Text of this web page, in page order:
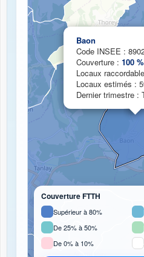
Chargement de la carte
Baon
Code INSEE :
Couverture : 100 %
Locaux
Locaux estimés :
Dernier trimestre :
Couverture FTTH
Supérieur à 80%
De 25% à 50%
De 0% à 10%